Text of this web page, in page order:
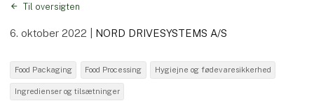
Til oversigten
6. oktober 2022 NORD DRIVESYSTEMS A/S
Food Packaging Food Processing Hygiejne og fødevaresikkerhed
Ingredienser og tilsætninger